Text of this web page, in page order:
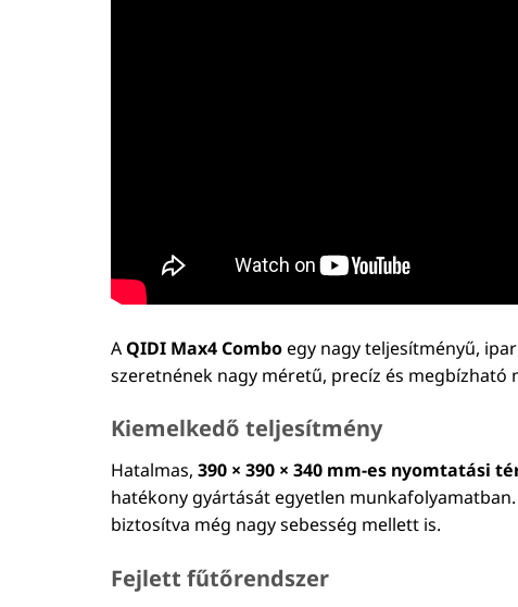
AQIDI Max4 Comboegy nagy teljesítményű,
szeretnének nagy méretű, precíz és megbízható
Kiemelkedő teljesítmény
Hatalmas, 390 × 390 × 340 mm-es nyomtatási
hatékony gyártását egyetlen munkafolyamatban.
biztosítva még nagy sebesség mellett is.
Fejlett fűtőrendszer